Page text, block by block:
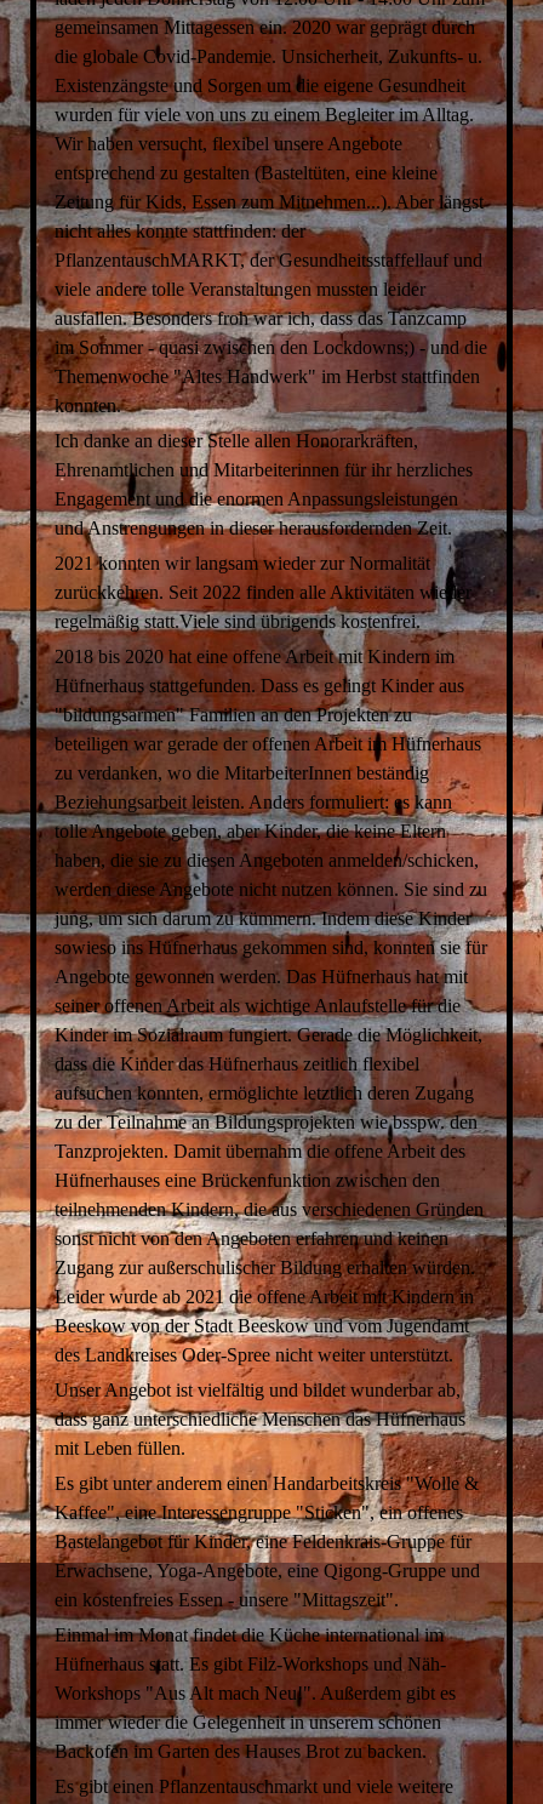
gemeinsamen Mittagessen ein. 2020 war geprägt durch
die globale Covid-Pandemie. Unsicherheit, Zukunfts- u.
Existenzängste und Sorgen um die eigene Gesundheit
wurden für viele von uns zu einem Begleiter im Alltag.
Wir haben versucht, flexibel unsere Angebote
entsprechend zu gestalten (Basteltüten, eine kleine
Zeitung für Kids, Essen zum Mitnehmen...). Aber längst
nicht alles konnte stattfinden: der
PflanzentauschMARKT, der Gesundheitsstaffellauf und
viele andere tolle Veranstaltungen mussten leider
ausfallen. Besonders froh war ich, dass das Tanzcamp
im Sommer - quasi zwischen den Lockdowns;) - und die
Themenwoche "Altes Handwerk" im Herbst stattfinden
konnten.
Ich danke an dieser Stelle allen Honorarkräften,
Ehrenamtlichen und Mitarbeiterinnen für ihr herzliches
Engagement und die enormen Anpassungsleistungen
und Anstrengungen in dieser herausfordernden Zeit.
2021 konnten wir langsam wieder zur Normalität
zurückkehren. Seit 2022 finden alle Aktivitäten wieder
regelmäßig statt.Viele sind übrigends kostenfrei.
2018 bis 2020 hat eine offene Arbeit mit Kindern im
Hüfnerhaus stattgefunden. Dass es gelingt Kinder aus
"bildungsarmen" Familien an den Projekten zu
beteiligen war gerade der offenen Arbeit im Hüfnerhaus
zu verdanken, wo die MitarbeiterInnen beständig
Beziehungsarbeit leisten. Anders formuliert: es kann
tolle Angebote geben, aber Kinder, die keine Eltern
haben, die sie zu diesen Angeboten anmelden/schicken,
werden diese Angebote nicht nutzen können. Sie sind zu
jung, um sich darum zu kümmern. Indem diese Kinder
sowieso ins Hüfnerhaus gekommen sind, konnten sie für
Angebote gewonnen werden. Das Hüfnerhaus hat mit
seiner offenen Arbeit als wichtige Anlaufstelle für die
Kinder im Sozialraum fungiert. Gerade die Möglichkeit,
dass die Kinder das Hüfnerhaus zeitlich flexibel
aufsuchen konnten, ermöglichte letztlich deren Zugang
zu der Teilnahme an Bildungsprojekten wie bsspw. den
Tanzprojekten. Damit übernahm die offene Arbeit des
Hüfnerhauses eine Brückenfunktion zwischen den
teilnehmenden Kindern, die aus verschiedenen Gründen
sonst nicht von den Angeboten erfahren und keinen
Zugang zur außerschulischer Bildung erhalten würden.
Leider wurde ab 2021 die offene Arbeit mit Kindern in
Beeskow von der Stadt Beeskow und vom Jugendamt
des Landkreises Oder-Spree nicht weiter unterstützt.
Unser Angebot ist vielfältig und bildet wunderbar ab,
dass ganz unterschiedliche Menschen das Hüfnerhaus
mit Leben füllen.
Es gibt unter anderem einen Handarbeitskreis "Wolle &
Kaffee", eine Interessengruppe "Sticken", ein offenes
Bastelangebot für Kinder, eine Feldenkrais-Gruppe für
Erwachsene, Yoga-Angebote, eine Qigong-Gruppe und
ein kostenfreies Essen - unsere "Mittagszeit".
Einmal im Monat findet die Küche international im
Hüfnerhaus statt. Es gibt Filz-Workshops und Näh-
Workshops "Aus Alt mach Neu!". Außerdem gibt es
immer wieder die Gelegenheit in unserem schönen
Backofen im Garten des Hauses Brot zu backen.
Es gibt einen Pflanzentauschmarkt und viele weitere